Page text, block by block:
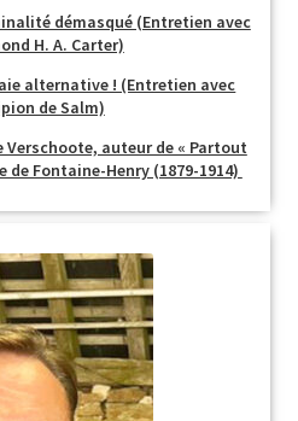
démasqué (Entretien avec
H. A. Carter)
alternative ! (Entretien avec
de Salm)
Verschoote, auteur de « Partout
de Fontaine-Henry (1879-1914)